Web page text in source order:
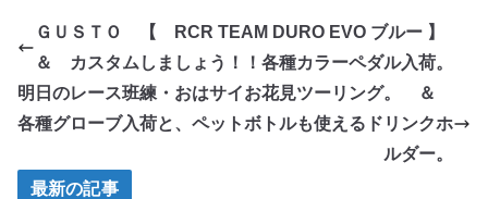
ＧＵＳＴＯ 【 RCR TEAM DURO EVO ブルー 】
＆ カスタムしましょう！！各種カラーペダル入荷。
明日のレース班練・おはサイお花見ツーリング。 ＆
各種グローブ入荷と、ペットボトルも使えるドリンクホ
ルダー。
最新の記事